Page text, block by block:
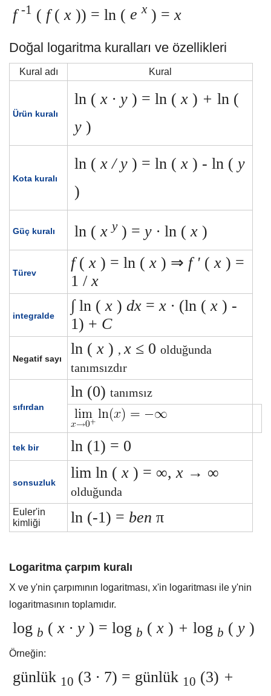
f-1 ( f( x )) = ln ( ex ) = x
Doğal logaritma kuralları ve özellikleri
Kural adı Kural
Ürün kuralı
ln (x ∙ y ) = ln (x ) + ln (
y )
Kota kuralı
ln (x / y ) = ln (x ) - ln ( y
)
Güç kuralı ln ( xy) = y ∙ ln ( x )
Türev
f(x ) = ln (x ) ⇒ f ' (x ) =
1 /x
integralde
∫ln (x ) dx =x ∙ (ln (x ) -
1) + C
Negatif sayı
ln (x ) , x ≤ 0 olduğunda
tanımsızdır
sıfırdan
ln (0) tanımsız
tek bir ln (1) = 0
sonsuzluk
lim ln (x ) = ∞,x → ∞
olduğunda
Euler'in
kimliği
ln (-1) = ben π
Logaritma çarpım kuralı
X ve y'nin çarpımının logaritması, x'in logaritması ile y'nin
logaritmasının toplamıdır.
log b (x ∙ y ) = log b (x ) + log b ( y )
Örneğin:
günlük 10 (3 ∙ 7) = günlük 10 (3) +